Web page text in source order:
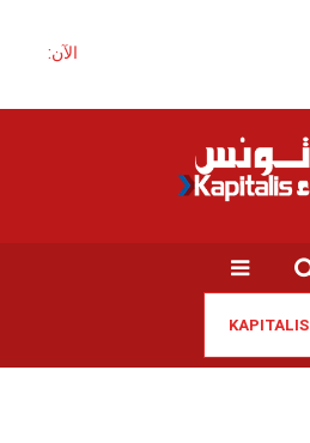
الآن:
KAPITALIS